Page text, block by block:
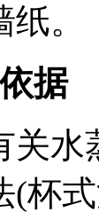
。
据
关
(杯